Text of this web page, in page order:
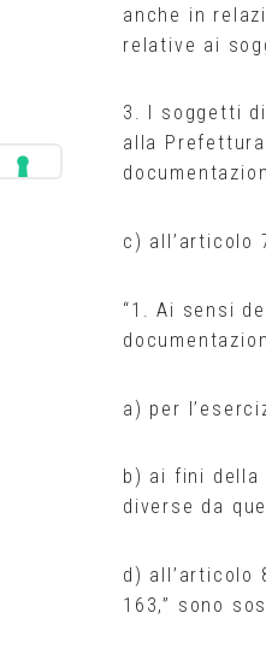
anche in
relative ai
3. I soggetti
alla
c) all’articolo
“1. Ai sensi
a) per
b) ai fini della
diverse da
d) all’articolo
163,” sono